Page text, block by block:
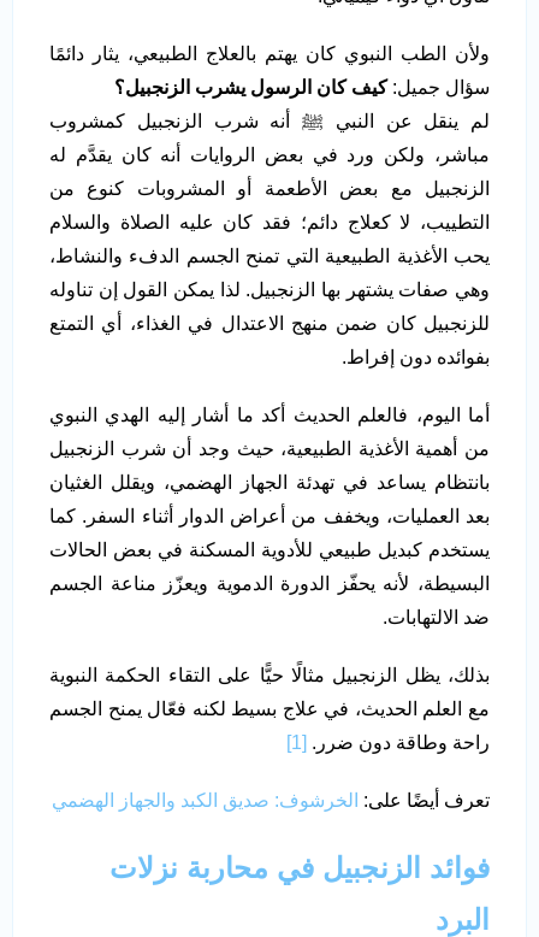
ولأن الطب النبوي كان يهتم بالعلاج الطبيعي، يثار دائمًا
سؤال جميل:كيف كان الرسول يشرب الزنجبيل؟
لم ينقل عن النبي ﷺ أنه شرب الزنجبيل كمشروب
مباشر، ولكن ورد في بعض الروايات أنه كان يقدَّم له
الزنجبيل مع بعض الأطعمة أو المشروبات كنوع من
التطييب، لا كعلاج دائم؛ فقد كان عليه الصلاة والسلام
يحب الأغذية الطبيعية التي تمنح الجسم الدفء والنشاط،
وهي صفات يشتهر بها الزنجبيل. لذا يمكن القول إن تناوله
للزنجبيل كان ضمن منهج الاعتدال في الغذاء، أي التمتع
بفوائده دون إفراط.
أما اليوم، فالعلم الحديث أكد ما أشار إليه الهدي النبوي
من أهمية الأغذية الطبيعية، حيث وجد أن شرب الزنجبيل
بانتظام يساعد في تهدئة الجهاز الهضمي، ويقلل الغثيان
بعد العمليات، ويخفف من أعراض الدوار أثناء السفر. كما
يستخدم كبديل طبيعي للأدوية المسكنة في بعض الحالات
البسيطة، لأنه يحفّز الدورة الدموية ويعزّز مناعة الجسم
ضد الالتهابات.
بذلك، يظل الزنجبيل مثالًا حيًّا على التقاء الحكمة النبوية
مع العلم الحديث، في علاج بسيط لكنه فعّال يمنح الجسم
راحة وطاقة دون ضرر. [1]
تعرف أيضًا على: الخرشوف: صديق الكبد والجهاز الهضمي
فوائد الزنجبيل في محاربة نزلات
البرد